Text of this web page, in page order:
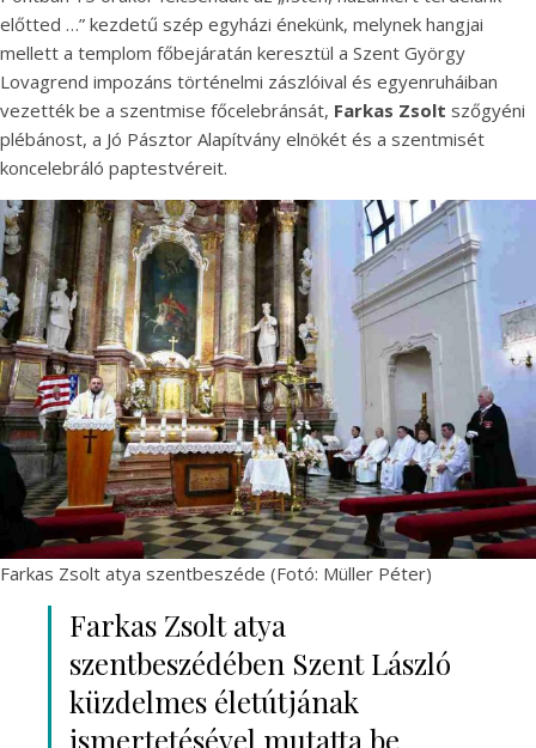
előtted …” kezdetű szép egyházi énekünk, melynek hangjai
mellett a templom főbejáratán keresztül a Szent György
Lovagrend impozáns történelmi zászlóival és egyenruháiban
vezették be a szentmise főcelebránsát, Farkas Zsolt szőgyéni
plébánost, a Jó Pásztor Alapítvány elnökét és a szentmisét
koncelebráló paptestvéreit.
Farkas Zsolt atya szentbeszéde (Fotó: Müller Péter)
Farkas Zsolt atya
szentbeszédében Szent László
küzdelmes életútjának
ismertetésével mutatta be